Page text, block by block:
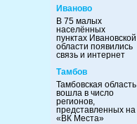
Иваново
В 75 малых
населённых
пунктах Ивановской
области появились
связь и интернет
Тамбов
Тамбовская область
вошла в число
регионов,
представленных на
«ВК Места»